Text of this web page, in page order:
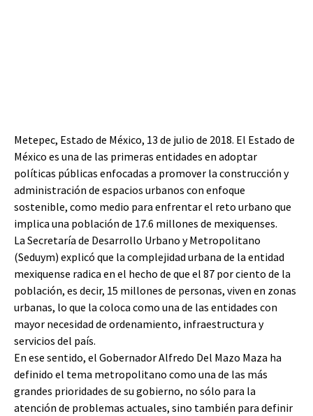
Metepec, Estado de México, 13 de julio de 2018. El Estado de
México es una de las primeras entidades en adoptar
políticas públicas enfocadas a promover la construcción y
administración de espacios urbanos con enfoque
sostenible, como medio para enfrentar el reto urbano que
implica una población de 17.6 millones de mexiquenses.
La Secretaría de Desarrollo Urbano y Metropolitano
(Seduym) explicó que la complejidad urbana de la entidad
mexiquense radica en el hecho de que el 87 por ciento de la
población, es decir, 15 millones de personas, viven en zonas
urbanas, lo que la coloca como una de las entidades con
mayor necesidad de ordenamiento, infraestructura y
servicios del país.
En ese sentido, el Gobernador Alfredo Del Mazo Maza ha
definido el tema metropolitano como una de las más
grandes prioridades de su gobierno, no sólo para la
atención de problemas actuales, sino también para definir